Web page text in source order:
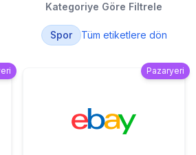
Kategoriye Göre Filtrele
Spor Tüm etiketlere dön
Pazaryeri